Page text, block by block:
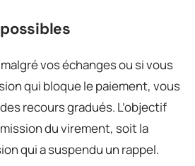
vos échanges ou si vous
qui bloque le paiement, vous
recours gradués. L’objectif
du virement, soit la
qui a suspendu un rappel.